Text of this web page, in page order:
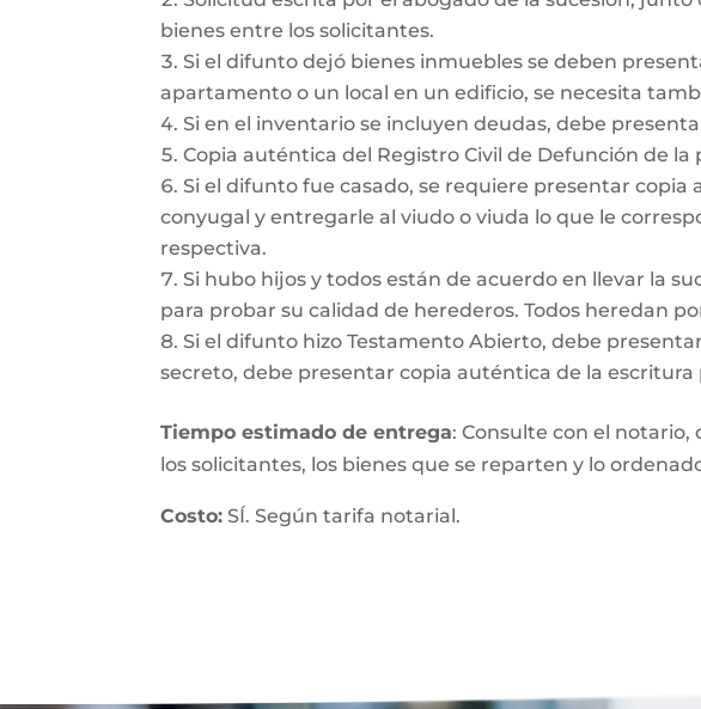
bienes entre los solicitantes.
Si el difunto dejó bienes inmuebles se deben
apartamento o un local en un edificio, se necesita
Si en el inventario se incluyen deudas, debe
Copia auténtica del Registro Civil de Defunción de la
Si el difunto fue casado, se requiere presentar
conyugal y entregarle al viudo o viuda lo que le
respectiva.
Si hubo hijos y todos están de acuerdo en llevar la
para probar su calidad de herederos. Todos heredan
Si el difunto hizo Testamento Abierto, debe
secreto, debe presentar copia auténtica de la
Tiempo estimado de entrega: Consulte con el
los solicitantes, los bienes que se reparten y lo
Costo: SÍ. Según tarifa notarial.